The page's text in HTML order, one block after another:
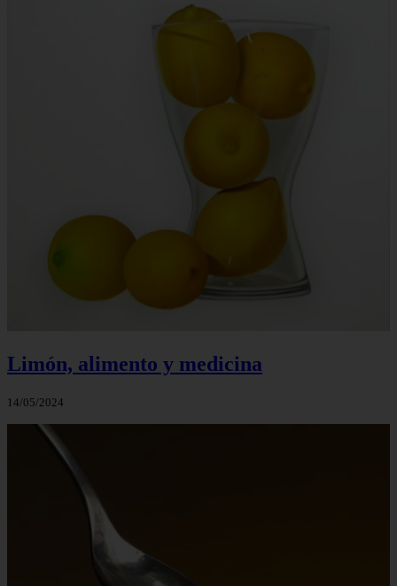
Limón, alimento y medicina
14/05/2024